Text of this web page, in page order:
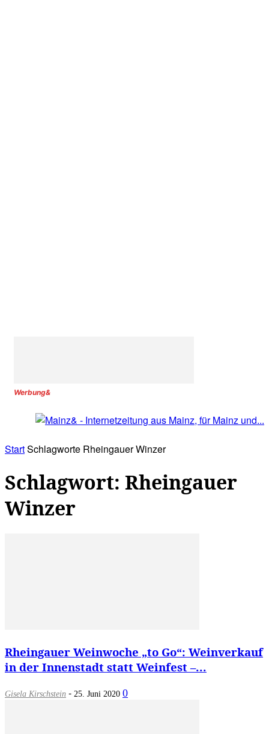
Werbung&
StartSchlagworte Rheingauer Winzer
Schlagwort: Rheingauer
Winzer
Rheingauer Weinwoche „to Go“: Weinverkauf
in der Innenstadt statt Weinfest –...
Gisela Kirschstein - 25. Juni 2020 0